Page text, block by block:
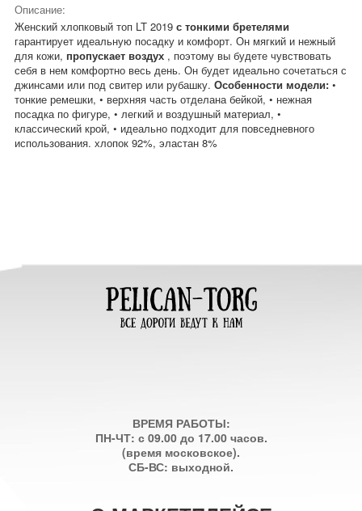
Описание:
Женский хлопковый топ LT 2019 с тонкими бретелями
гарантирует идеальную посадку и комфорт. Он мягкий и нежный
для кожи, пропускает воздух , поэтому вы будете чувствовать
себя в нем комфортно весь день. Он будет идеально сочетаться с
джинсами или под свитер или рубашку. Особенности модели: •
тонкие ремешки, • верхняя часть отделана бейкой, • нежная
посадка по фигуре, • легкий и воздушный материал, •
классический крой, • идеально подходит для повседневного
использования. хлопок 92%, эластан 8%
ВРЕМЯ РАБОТЫ:
ПН-ЧТ: с 09.00 до 17.00 часов.
(время московское).
СБ-ВС: выходной.